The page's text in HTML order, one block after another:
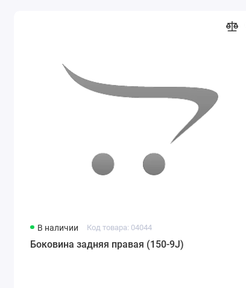
В наличии Код товара: 04044
Боковина задняя правая (150-9J)